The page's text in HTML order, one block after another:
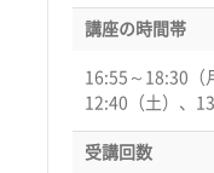
講座の時間帯
16:55～18:30（
12:40（土）、
受講回数